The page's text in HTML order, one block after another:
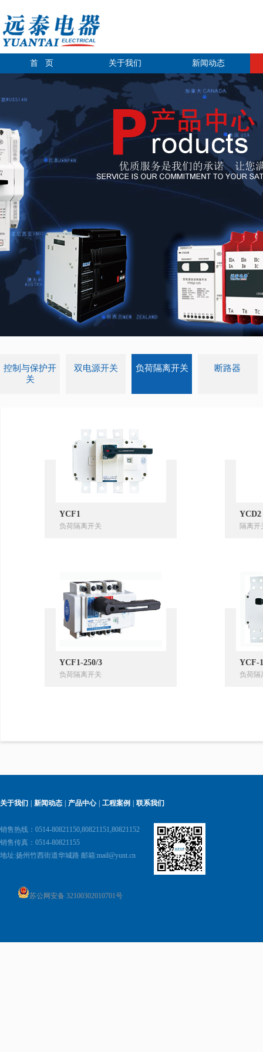
首 页 关于我们 新闻动态
控制与保护开
关
双电源开关 负荷隔离开关 断路器
YCF1
负荷隔离开关
YCD2
隔离开
YCF1-250/3
负荷隔离开关
YCF-
负荷隔
关于我们 新闻动态 产品中心 工程案例 联系我们
销售热线：0514-80821150,80821151,80821152
销售传真：0514-80821155
地址:扬州竹西街道华城路 邮箱:mail@yunt.cn
苏公网安备 32100302010701号